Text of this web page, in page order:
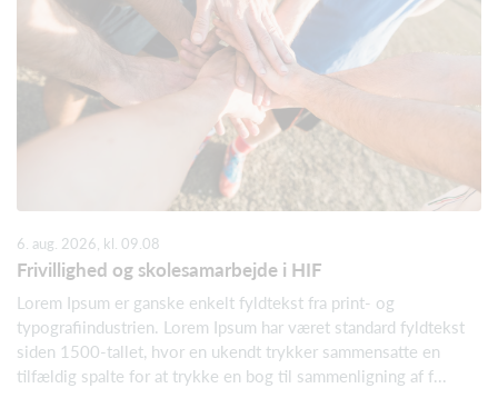
6. aug. 2026, kl. 09.08
Frivillighed og skolesamarbejde i HIF
Lorem Ipsum er ganske enkelt fyldtekst fra print- og
typografiindustrien. Lorem Ipsum har været standard fyldtekst
siden 1500-tallet, hvor en ukendt trykker sammensatte en
tilfældig spalte for at trykke en bog til sammenligning af f...